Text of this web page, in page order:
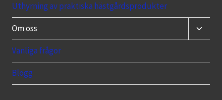
Uthyrning av praktiska hästgårdsprodukter
Om oss
Toggle
child
Vanliga frågor
Blogg